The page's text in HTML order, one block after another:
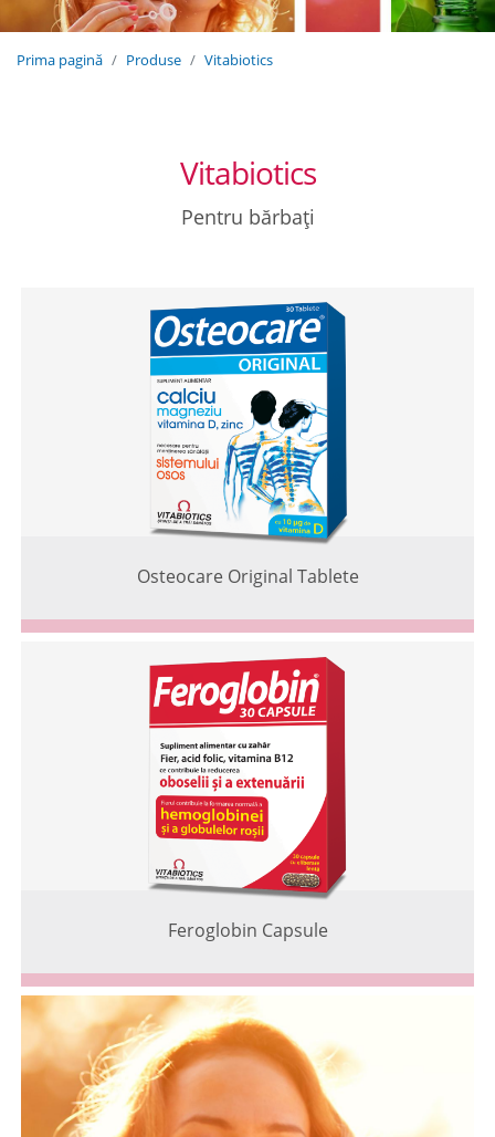
Prima pagină Produse Vitabiotics
Vitabiotics
Pentru bărbați
Osteocare Original Tablete
Feroglobin Capsule